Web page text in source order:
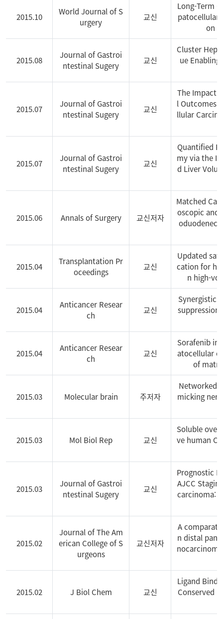
2015.10
World Journal of S
urgery
교신
Long-Term
patocellular
on
2015.08
Journal of Gastroi
ntestinal Sugery
교신
Cluster
ue
2015.07
Journal of Gastroi
ntestinal Sugery
교신
The Impact
l Outcomes
llular
2015.07
Journal of Gastroi
ntestinal Sugery
교신
Quantified
my via the
d Liver
2015.06 Annals of Surgery 교신저자
Matched
oscopic and
2015.04
Transplantation Pr
oceedings
교신
Updated
cation for
n high-
2015.04
Anticancer Resear
ch
교신
Synergistic
suppression
2015.04
Anticancer Resear
ch
교신
Sorafenib
atocellular
of
2015.03 Molecular brain 주저자
Networked
micking
2015.03 Mol Biol Rep 교신
Soluble
ve human
2015.03
Journal of Gastroi
ntestinal Sugery
교신
Prognostic
AJCC
carcinoma:
2015.02
Journal of The Am
erican College of S
urgeons
교신저자
A
n distal
2015.02 J Biol Chem 교신
Ligand
Conserved